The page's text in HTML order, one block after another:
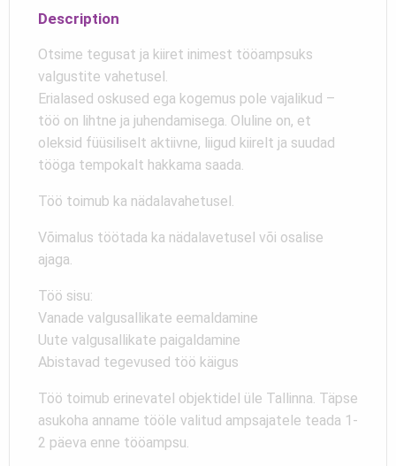
Description
Otsime tegusat ja kiiret inimest tööampsuks
valgustite vahetusel.
Erialased oskused ega kogemus pole vajalikud –
töö on lihtne ja juhendamisega. Oluline on, et
oleksid füüsiliselt aktiivne, liigud kiirelt ja suudad
tööga tempokalt hakkama saada.
Töö toimub ka nädalavahetusel.
Võimalus töötada ka nädalavetusel või osalise
ajaga.
Töö sisu:
Vanade valgusallikate eemaldamine
Uute valgusallikate paigaldamine
Abistavad tegevused töö käigus
Töö toimub erinevatel objektidel üle Tallinna. Täpse
asukoha anname tööle valitud ampsajatele teada 1-
2 päeva enne tööampsu.